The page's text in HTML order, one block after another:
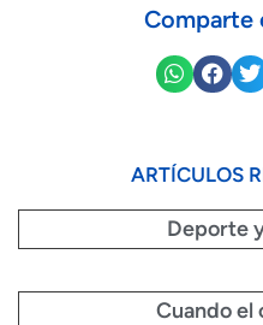
Comparte
ARTÍCULOS
Deporte
Cuando el